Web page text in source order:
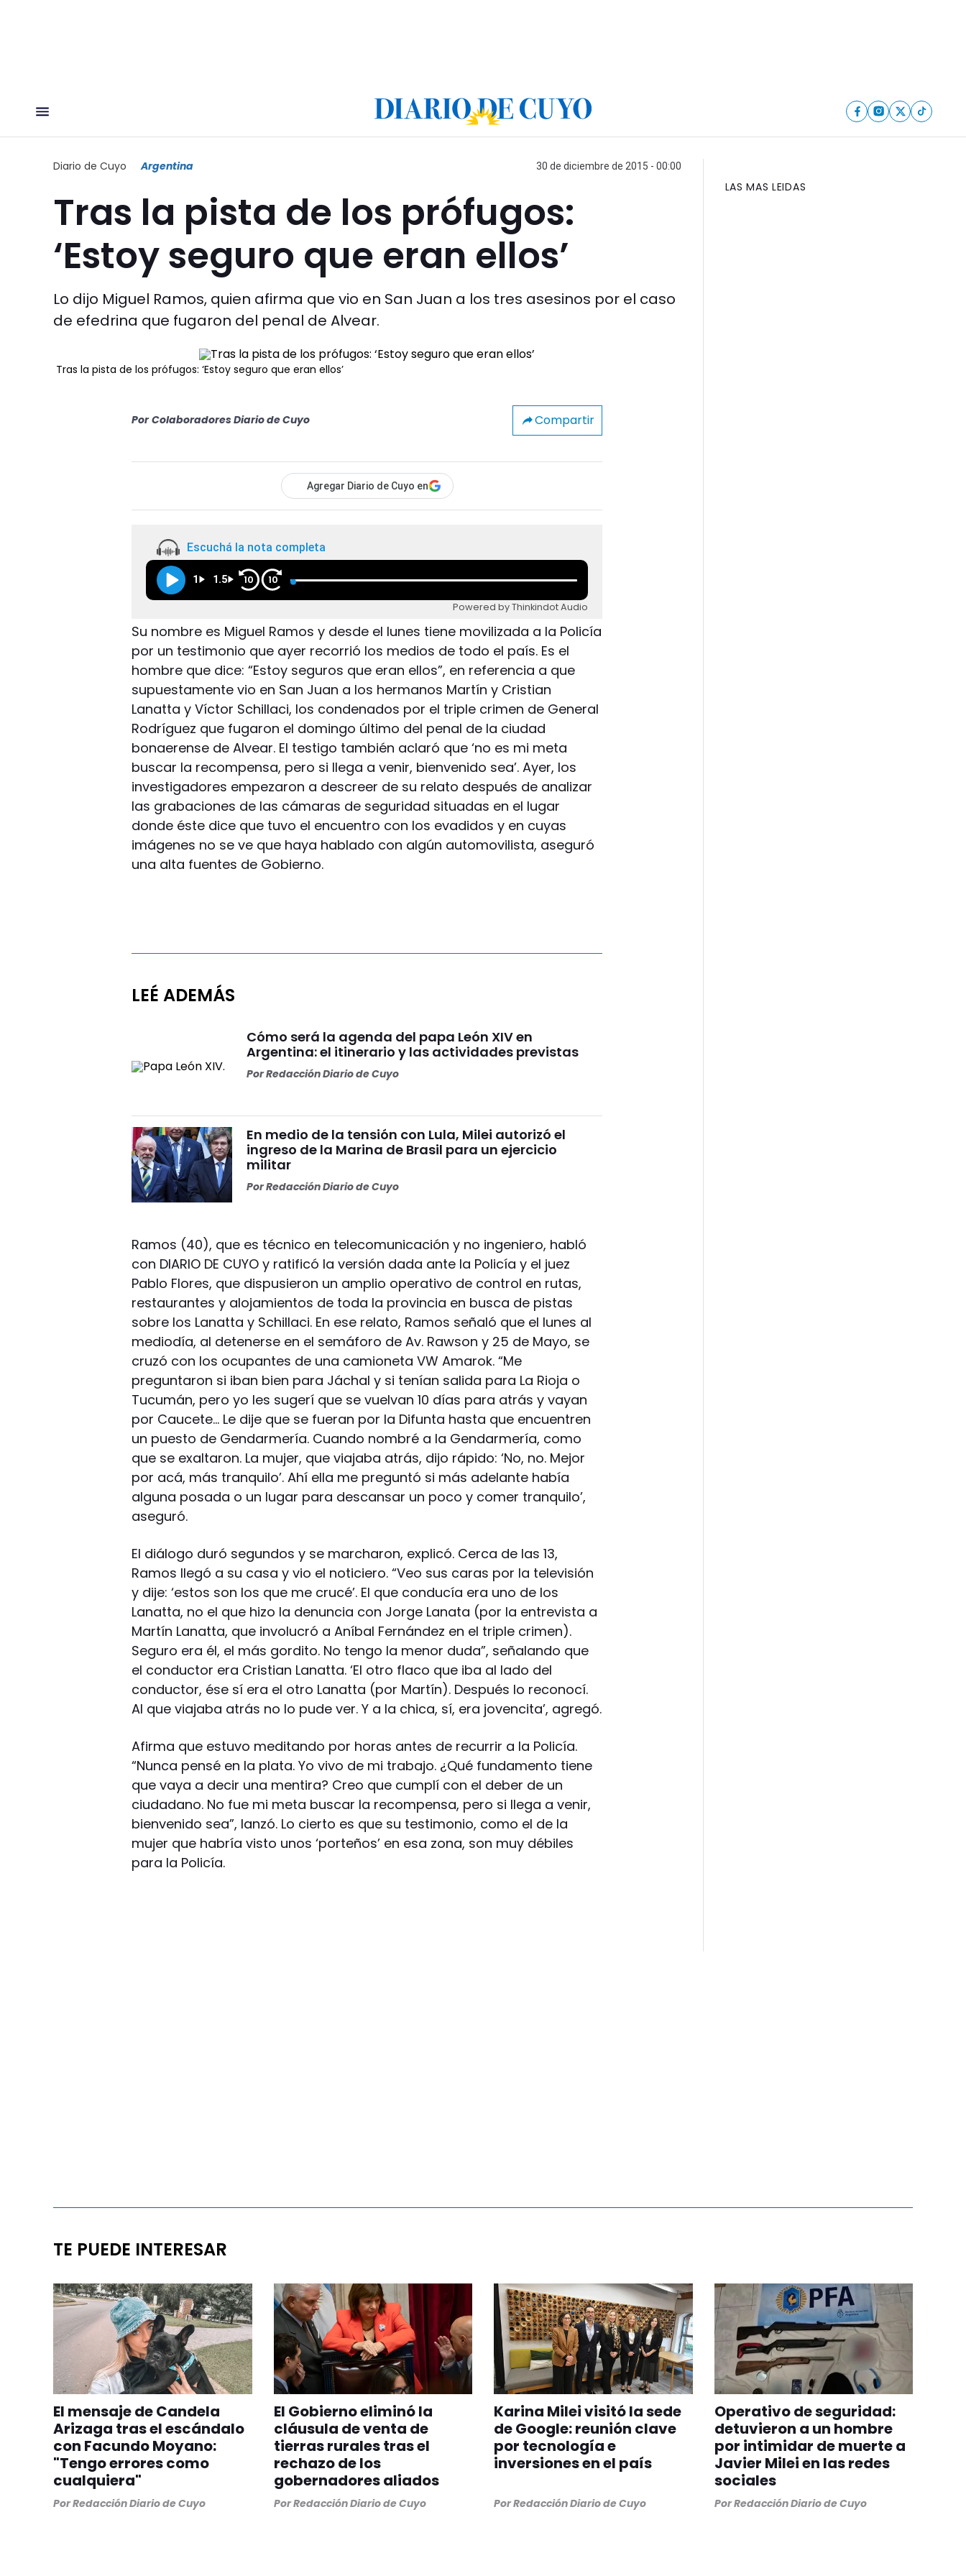
Diario de Cuyo Argentina 30 de diciembre de 2015 - 00:00
Tras la pista de los prófugos:
‘Estoy seguro que eran ellos’
Lo dijo Miguel Ramos, quien afirma que vio en San Juan a los tres asesinos por el caso
de efedrina que fugaron del penal de Alvear.
Tras la pista de los prófugos: ‘Estoy seguro que eran ellos’
Por Colaboradores Diario de Cuyo Compartir
Agregar Diario de Cuyo en
Escuchá la nota completa
1 1.5 10 10
Powered by Thinkindot Audio
Su nombre es Miguel Ramos y desde el lunes tiene movilizada a la Policía
por un testimonio que ayer recorrió los medios de todo el país. Es el
hombre que dice: “Estoy seguros que eran ellos”, en referencia a que
supuestamente vio en San Juan a los hermanos Martín y Cristian
Lanatta y Víctor Schillaci, los condenados por el triple crimen de General
Rodríguez que fugaron el domingo último del penal de la ciudad
bonaerense de Alvear. El testigo también aclaró que ‘no es mi meta
buscar la recompensa, pero si llega a venir, bienvenido sea’. Ayer, los
investigadores empezaron a descreer de su relato después de analizar
las grabaciones de las cámaras de seguridad situadas en el lugar
donde éste dice que tuvo el encuentro con los evadidos y en cuyas
imágenes no se ve que haya hablado con algún automovilista, aseguró
una alta fuentes de Gobierno.
LEÉ ADEMÁS
Cómo será la agenda del papa León XIV en
Argentina: el itinerario y las actividades previstas
PorRedacción Diario de Cuyo
En medio de la tensión con Lula, Milei autorizó el
ingreso de la Marina de Brasil para un ejercicio
militar
PorRedacción Diario de Cuyo
Ramos (40), que es técnico en telecomunicación y no ingeniero, habló
con DIARIO DE CUYO y ratificó la versión dada ante la Policía y el juez
Pablo Flores, que dispusieron un amplio operativo de control en rutas,
restaurantes y alojamientos de toda la provincia en busca de pistas
sobre los Lanatta y Schillaci. En ese relato, Ramos señaló que el lunes al
mediodía, al detenerse en el semáforo de Av. Rawson y 25 de Mayo, se
cruzó con los ocupantes de una camioneta VW Amarok. “Me
preguntaron si iban bien para Jáchal y si tenían salida para La Rioja o
Tucumán, pero yo les sugerí que se vuelvan 10 días para atrás y vayan
por Caucete… Le dije que se fueran por la Difunta hasta que encuentren
un puesto de Gendarmería. Cuando nombré a la Gendarmería, como
que se exaltaron. La mujer, que viajaba atrás, dijo rápido: ‘No, no. Mejor
por acá, más tranquilo’. Ahí ella me preguntó si más adelante había
alguna posada o un lugar para descansar un poco y comer tranquilo’,
aseguró.
El diálogo duró segundos y se marcharon, explicó. Cerca de las 13,
Ramos llegó a su casa y vio el noticiero. “Veo sus caras por la televisión
y dije: ‘estos son los que me crucé’. El que conducía era uno de los
Lanatta, no el que hizo la denuncia con Jorge Lanata (por la entrevista a
Martín Lanatta, que involucró a Aníbal Fernández en el triple crimen).
Seguro era él, el más gordito. No tengo la menor duda”, señalando que
el conductor era Cristian Lanatta. ‘El otro flaco que iba al lado del
conductor, ése sí era el otro Lanatta (por Martín). Después lo reconocí.
Al que viajaba atrás no lo pude ver. Y a la chica, sí, era jovencita’, agregó.
Afirma que estuvo meditando por horas antes de recurrir a la Policía.
“Nunca pensé en la plata. Yo vivo de mi trabajo. ¿Qué fundamento tiene
que vaya a decir una mentira? Creo que cumplí con el deber de un
ciudadano. No fue mi meta buscar la recompensa, pero si llega a venir,
bienvenido sea”, lanzó. Lo cierto es que su testimonio, como el de la
mujer que habría visto unos ‘porteños’ en esa zona, son muy débiles
para la Policía.
LAS MAS LEIDAS
TE PUEDE INTERESAR
El mensaje de Candela
Arizaga tras el escándalo
con Facundo Moyano:
"Tengo errores como
cualquiera"
PorRedacción Diario de Cuyo
El Gobierno eliminó la
cláusula de venta de
tierras rurales tras el
rechazo de los
gobernadores aliados
PorRedacción Diario de Cuyo
Karina Milei visitó la sede
de Google: reunión clave
por tecnología e
inversiones en el país
PorRedacción Diario de Cuyo
Operativo de seguridad:
detuvieron a un hombre
por intimidar de muerte a
Javier Milei en las redes
sociales
PorRedacción Diario de Cuyo